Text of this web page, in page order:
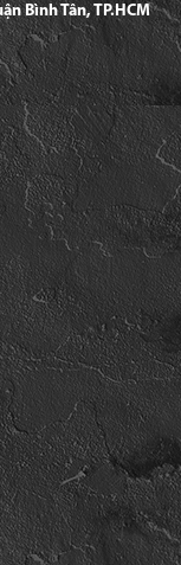
Bình Tân, TP.HCM